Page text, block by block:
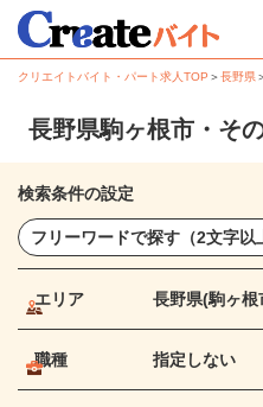
クリエイトバイト・パート求人TOP ＞長野県
長野県駒ヶ根市・そ
検索条件の設定
エリア 長野県(駒ヶ根
職種 指定しない